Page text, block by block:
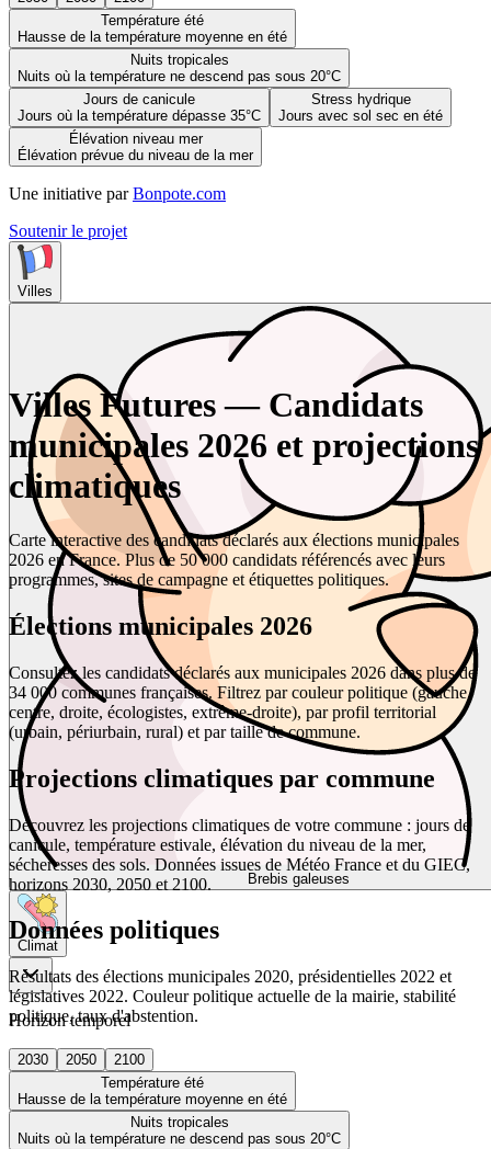
Température été
Hausse de la température moyenne en été
Nuits tropicales
Nuits où la température ne descend pas sous 20°C
Jours de canicule
Jours où la température dépasse 35°C
Stress hydrique
Jours avec sol sec en été
Élévation niveau mer
Élévation prévue du niveau de la mer
Une initiative par Bonpote.com
Soutenir le projet
Villes
Brebis galeuses
Climat
Horizon temporel
2030 2050
2100
Température été
Hausse de la température moyenne en été
Nuits tropicales
Nuits où la température ne descend pas sous 20°C
Villes Futures — Candidats
municipales 2026 et projections
climatiques
Carte interactive des candidats déclarés aux élections municipales
2026 en France. Plus de 50 000 candidats référencés avec leurs
programmes, sites de campagne et étiquettes politiques.
Élections municipales 2026
Consultez les candidats déclarés aux municipales 2026 dans plus de
34 000 communes françaises. Filtrez par couleur politique (gauche,
centre, droite, écologistes, extrême-droite), par profil territorial
(urbain, périurbain, rural) et par taille de commune.
Projections climatiques par commune
Découvrez les projections climatiques de votre commune : jours de
canicule, température estivale, élévation du niveau de la mer,
sécheresses des sols. Données issues de Météo France et du GIEC,
horizons 2030, 2050 et 2100.
Données politiques
Résultats des élections municipales 2020, présidentielles 2022 et
législatives 2022. Couleur politique actuelle de la mairie, stabilité
politique, taux d'abstention.